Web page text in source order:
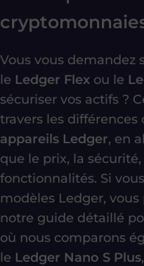
Vous vous demandez
le Ledger Flex ou le
sécuriser vos actifs ?
travers les différences
appareils Ledger, en
que le prix, la
fonctionnalités. Si
modèles Ledger,
notre guide détaillé
où nous comparons
le Ledger Nano S Plus